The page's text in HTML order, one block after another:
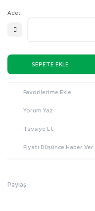
Adet
SEPETE EKLE
Yorum Yaz
Tavsiye Et
Fiyatı Düşünce Haber Ver
Paylaş: